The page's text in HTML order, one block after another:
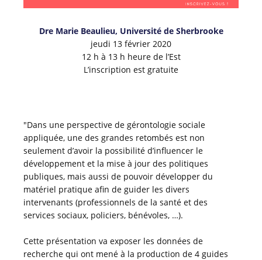
Dre Marie Beaulieu, Université de Sherbrooke
jeudi 13 février 2020
12 h à 13 h heure de l’Est
L’inscription est gratuite
"Dans une perspective de gérontologie sociale
appliquée, une des grandes retombés est non
seulement d’avoir la possibilité d’influencer le
développement et la mise à jour des politiques
publiques, mais aussi de pouvoir développer du
matériel pratique afin de guider les divers
intervenants (professionnels de la santé et des
services sociaux, policiers, bénévoles, …).
Cette présentation va exposer les données de
recherche qui ont mené à la production de 4 guides